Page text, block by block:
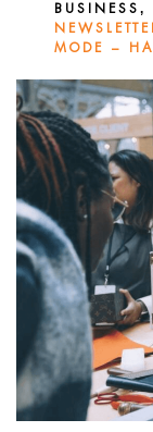
BUSINESS ,
MODE –